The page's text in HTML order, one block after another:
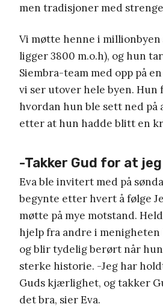
men tradisjoner med
Vi møtte henne i millionbyen
ligger 3800 m.o.h), og hun
Siembra-team med opp på
vi ser utover hele byen.
hvordan hun ble sett ned på
etter at hun hadde blitt en
-Takker Gud for at
Eva ble invitert med på
begynte etter hvert å følge
møtte på mye motstand.
hjelp fra andre i menigheten
og blir tydelig berørt når
sterke historie. -Jeg har
Guds kjærlighet, og takker
det bra, sier Eva.